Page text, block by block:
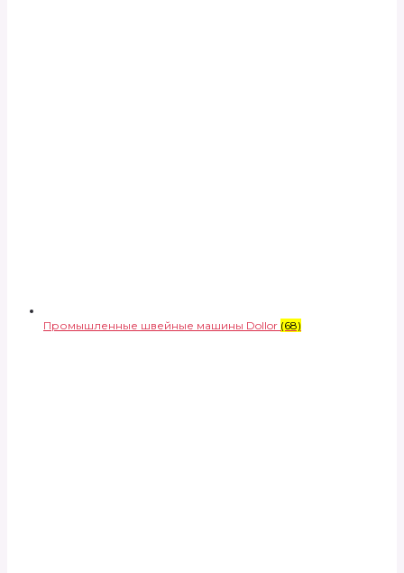
Промышленные швейные машины Dollor (68)